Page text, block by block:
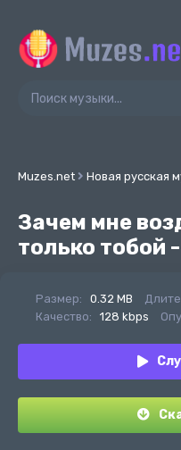
Muzes.net Новая русская
Зачем мне
только тобой -
Размер: 0.32 MB
Качество:
128 kbps